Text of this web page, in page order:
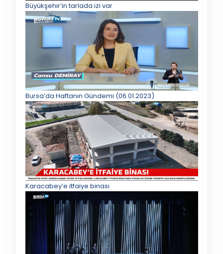
Büyükşehir’in tarlada izi var
Bursa’da Haftanın Gündemi (06.01.2023)
Karacabey’e itfaiye binası